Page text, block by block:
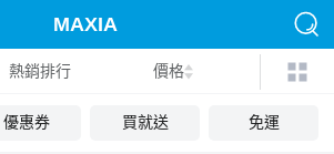
MAXIA
熱銷排行 價格
優惠券 買就送 免運